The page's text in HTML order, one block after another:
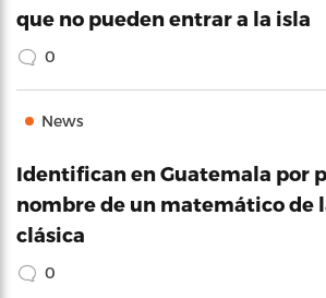
que no pueden entrar a la isla
0
News
Identifican en Guatemala por
nombre de un matemático de
clásica
0